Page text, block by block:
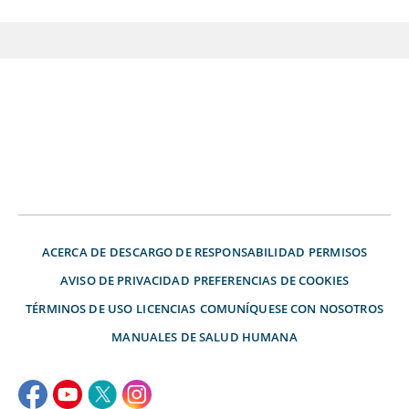
ACERCA DE DESCARGO DE RESPONSABILIDAD PERMISOS
AVISO DE PRIVACIDAD PREFERENCIAS DE COOKIES
TÉRMINOS DE USO LICENCIAS COMUNÍQUESE CON NOSOTROS
MANUALES DE SALUD HUMANA